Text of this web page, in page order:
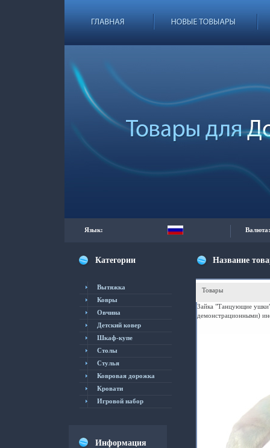
Язык: Валюта:
Категории
Вытяжка
Ковры
Овчина
Детский ковер
Шкаф-купе
Столы
Cтулья
Ковровая дорожка
Кровати
Игровой набор
Информация
Название
Товары
Зайка "Танцующие
демонстрационными)